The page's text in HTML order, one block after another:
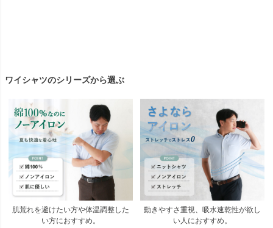
ワイシャツのシリーズから選ぶ
肌荒れを避けたい方や体温調整した
い方におすすめ。
動きやすさ重視、吸水速乾性が欲し
い人におすすめ。